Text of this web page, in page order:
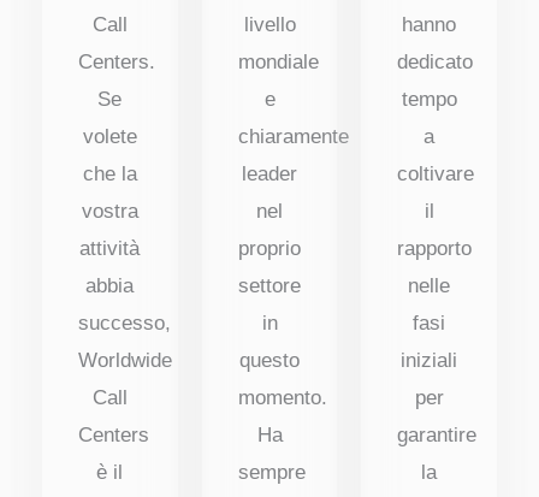
Call
Centers.
Se
volete
che la
vostra
attività
abbia
successo,
Worldwide
Call
Centers
è il
livello
mondiale
e
chiaramente
leader
nel
proprio
settore
in
questo
momento.
Ha
sempre
hanno
dedicato
tempo
a
coltivare
il
rapporto
nelle
fasi
iniziali
per
garantire
la